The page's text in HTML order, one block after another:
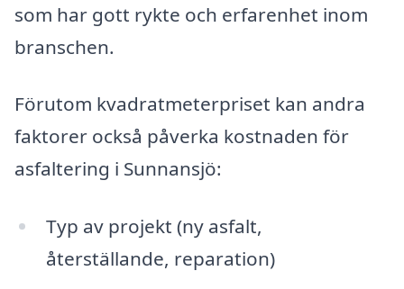
som har gott rykte och erfarenhet inom
branschen.
Förutom kvadratmeterpriset kan andra
faktorer också påverka kostnaden för
asfaltering i Sunnansjö:
Typ av projekt (ny asfalt,
återställande, reparation)